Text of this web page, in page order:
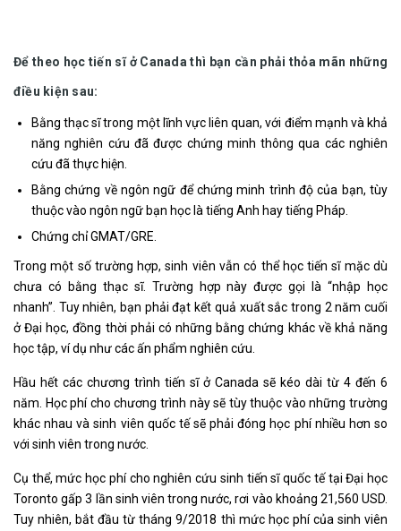
Để theo học tiến sĩ ở Canada thì bạn cần phải thỏa mãn những
điều kiện sau:
Bằng thạc sĩ trong một lĩnh vực liên quan, với điểm mạnh và khả
năng nghiên cứu đã được chứng minh thông qua các nghiên
cứu đã thực hiện.
Bằng chứng về ngôn ngữ để chứng minh trình độ của bạn, tùy
thuộc vào ngôn ngữ bạn học là tiếng Anh hay tiếng Pháp.
Chứng chỉ GMAT/GRE.
Trong một số trường hợp, sinh viên vẫn có thể học tiến sĩ mặc dù
chưa có bằng thạc sĩ. Trường hợp này được gọi là “nhập học
nhanh”. Tuy nhiên, bạn phải đạt kết quả xuất sắc trong 2 năm cuối
ở Đại học, đồng thời phải có những bằng chứng khác về khả năng
học tập, ví dụ như các ấn phẩm nghiên cứu.
Hầu hết các chương trình tiến sĩ ở Canada sẽ kéo dài từ 4 đến 6
năm. Học phí cho chương trình này sẽ tùy thuộc vào những trường
khác nhau và sinh viên quốc tế sẽ phải đóng học phí nhiều hơn so
với sinh viên trong nước.
Cụ thể, mức học phí cho nghiên cứu sinh tiến sĩ quốc tế tại Đại học
Toronto gấp 3 lần sinh viên trong nước, rơi vào khoảng 21,560 USD.
Tuy nhiên, bắt đầu từ tháng 9/2018 thì mức học phí của sinh viên